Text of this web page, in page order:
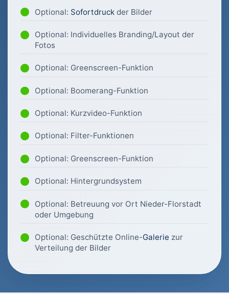
Optional: Sofortdruck der Bilder
Optional: Individuelles Branding/Layout der
Fotos
Optional: Greenscreen-Funktion
Optional: Boomerang-Funktion
Optional: Kurzvideo-Funktion
Optional: Filter-Funktionen
Optional: Greenscreen-Funktion
Optional: Hintergrundsystem
Optional: Betreuung vor Ort Nieder-Florstadt
oder Umgebung
Optional: Geschützte Online-Galerie zur
Verteilung der Bilder